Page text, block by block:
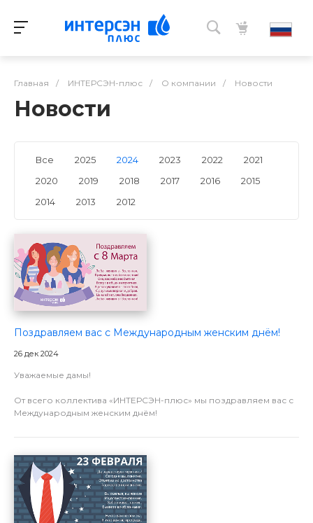
Главная / ИНТЕРСЭН-плюс / О компании / Новости
Новости
Все 2025 2024 2023 2022
2021
2020
2019 2018 2017 2016
2015
2014
2013 2012
Поздравляем вас с Международным женским днём!
26 дек 2024
Уважаемые дамы!
От всего коллектива «ИНТЕРСЭН-плюс» мы поздравляем вас с
Международным женским днём!